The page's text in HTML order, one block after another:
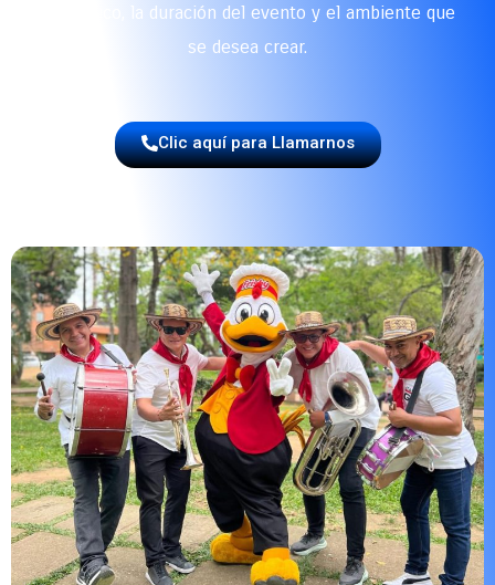
de público, la duración del evento y el ambiente que
se desea crear.
Clic aquí para Llamarnos